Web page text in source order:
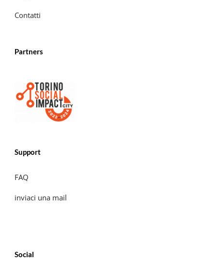
Contatti
Partners
Support
FAQ
inviaci una mail
Social